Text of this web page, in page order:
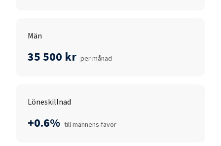
Män
35 500 kr per månad
Löneskillnad
+0.6% till männens favör